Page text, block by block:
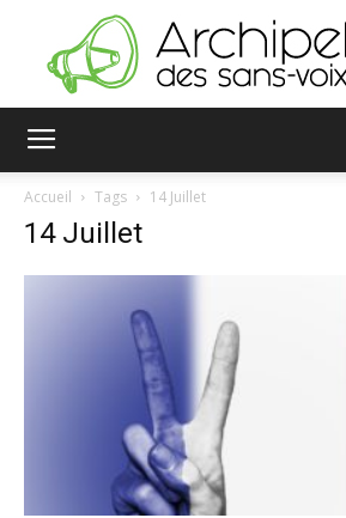
Accueil Tags 14 Juillet
14 Juillet